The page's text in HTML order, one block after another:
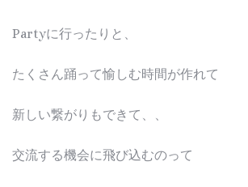
Partyに行ったりと、
たくさん踊って愉しむ時間が作れて
新しい繋がりもできて、、
交流する機会に飛び込むのって